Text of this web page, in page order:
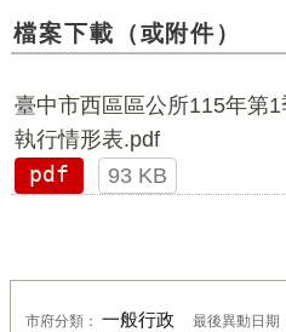
檔案下載（或附件）
臺中市西區區公所115年第
執行情形表.pdf
pdf
93 KB
市府分類： 一般行政 最後異動日期